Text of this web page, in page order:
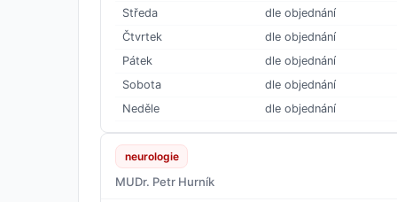
Středa
dle objednání
Čtvrtek
dle objednání
Pátek
dle objednání
Sobota
dle objednání
Neděle
dle objednání
neurologie
MUDr. Petr Hurník